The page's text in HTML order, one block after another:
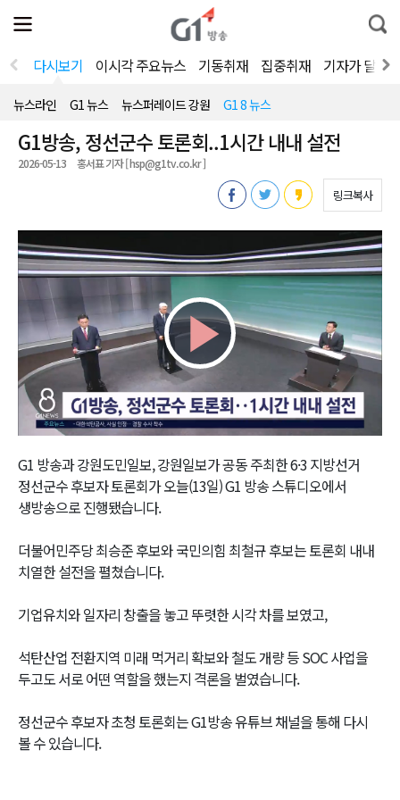
전
체
뉴
열
통
합
색
다시보기 이시각 주요뉴스 기동취재 집중취재 기자가 달려
뉴스라인 G1 뉴스 뉴스퍼레이드 강원 G1 8 뉴스
G1방송, 정선군수 토론회..1시간 내내 설전
2026-05-13 홍서표 기자 [ hsp@g1tv.co.kr ]
링크복사
Play
Video
G1 방송과 강원도민일보, 강원일보가 공동 주최한 6·3 지방선거
정선군수 후보자 토론회가 오늘(13일) G1 방송 스튜디오에서
생방송으로 진행됐습니다.
더불어민주당 최승준 후보와 국민의힘 최철규 후보는 토론회 내내
치열한 설전을 펼쳤습니다.
기업유치와 일자리 창출을 놓고 뚜렷한 시각 차를 보였고,
석탄산업 전환지역 미래 먹거리 확보와 철도 개량 등 SOC 사업을
두고도 서로 어떤 역할을 했는지 격론을 벌였습니다.
정선군수 후보자 초청 토론회는 G1방송 유튜브 채널을 통해 다시
볼 수 있습니다.